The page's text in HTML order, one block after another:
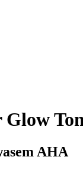
Glow
AHA